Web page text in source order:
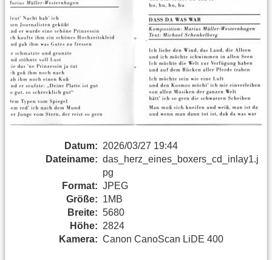
Datum: 2026/03/27 19:44
Dateiname: das_herz_eines_boxers_cd_inlay1.j
pg
Format: JPEG
Größe: 1MB
Breite: 5680
Höhe: 2824
Kamera: Canon CanoScan LiDE 400